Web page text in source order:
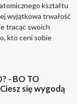
kształtu
wyjątkowa trwałość
tracąc swoich
kto ceni sobie
- BO TO
się wygodą